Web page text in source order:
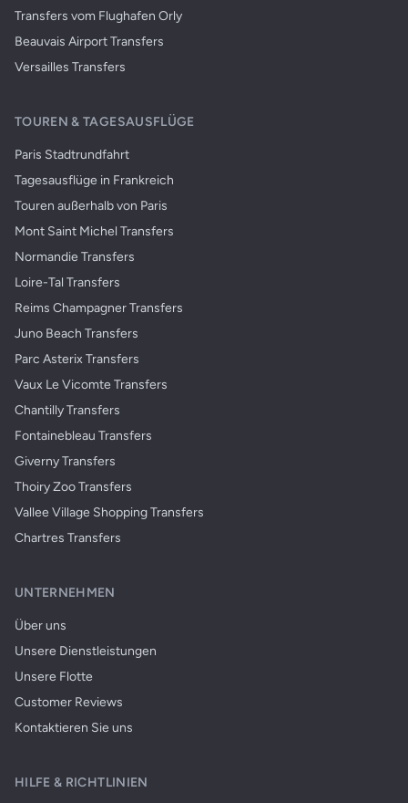
Transfers vom Flughafen Orly
Beauvais Airport Transfers
Versailles Transfers
TOUREN & TAGESAUSFLÜGE
Paris Stadtrundfahrt
Tagesausflüge in Frankreich
Touren außerhalb von Paris
Mont Saint Michel Transfers
Normandie Transfers
Loire-Tal Transfers
Reims Champagner Transfers
Juno Beach Transfers
Parc Asterix Transfers
Vaux Le Vicomte Transfers
Chantilly Transfers
Fontainebleau Transfers
Giverny Transfers
Thoiry Zoo Transfers
Vallee Village Shopping Transfers
Chartres Transfers
UNTERNEHMEN
Über uns
Unsere Dienstleistungen
Unsere Flotte
Customer Reviews
Kontaktieren Sie uns
HILFE & RICHTLINIEN